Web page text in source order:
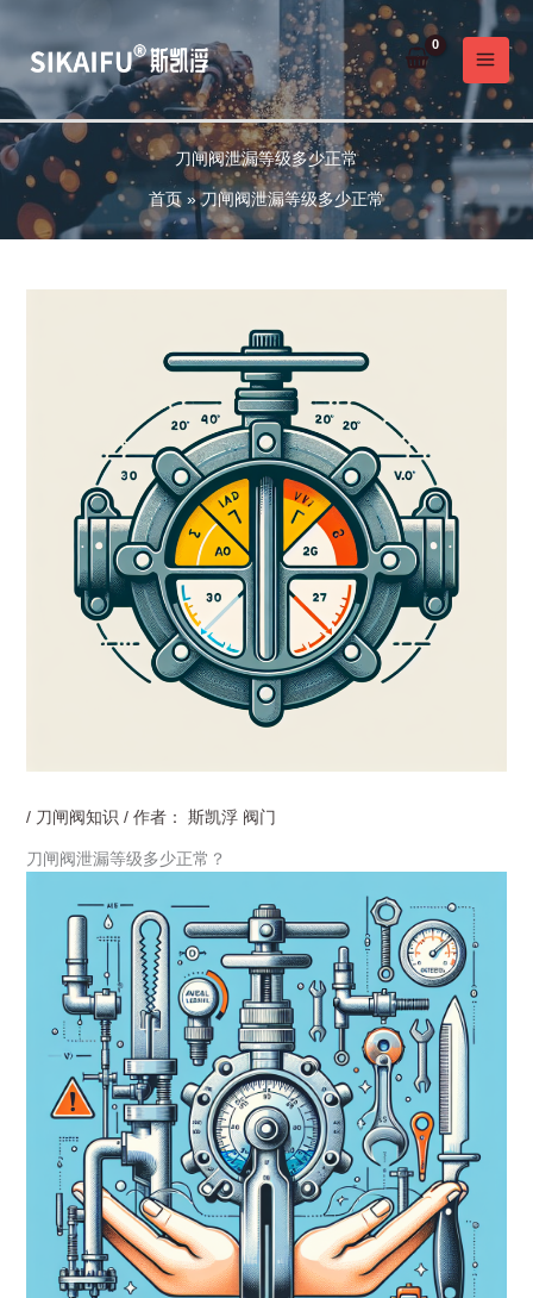
容
刀闸阀泄漏等级多少正常
首页 刀闸阀泄漏等级多少正常
/ 刀闸阀知识 / 作者： 斯凯浮 阀门
刀闸阀泄漏等级多少正常？